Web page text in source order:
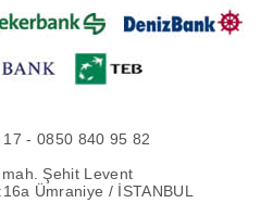
- 0850 840 95 82
Şehit Levent
Ümraniye / İSTANBUL